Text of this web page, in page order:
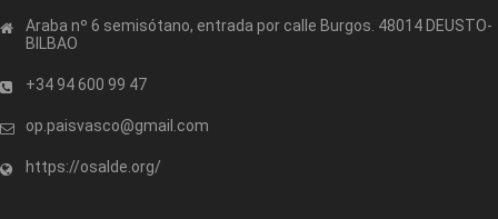
Araba nº 6 semisótano, entrada por calle Burgos. 48014 DEUSTO-
BILBAO
+34 94 600 99 47
op.paisvasco@gmail.com
https://osalde.org/